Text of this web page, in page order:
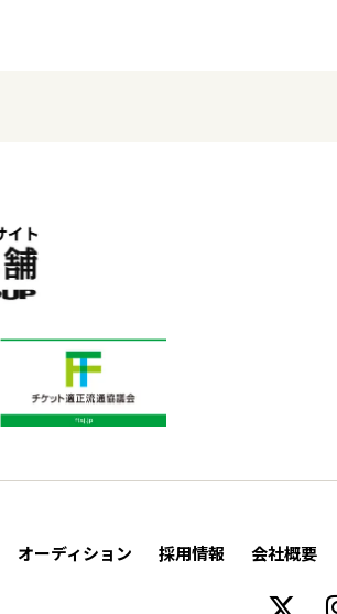
オーディション 採用情報 会社概要